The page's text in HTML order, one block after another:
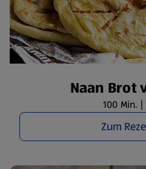
Naan Brot
100 Min.
Zum